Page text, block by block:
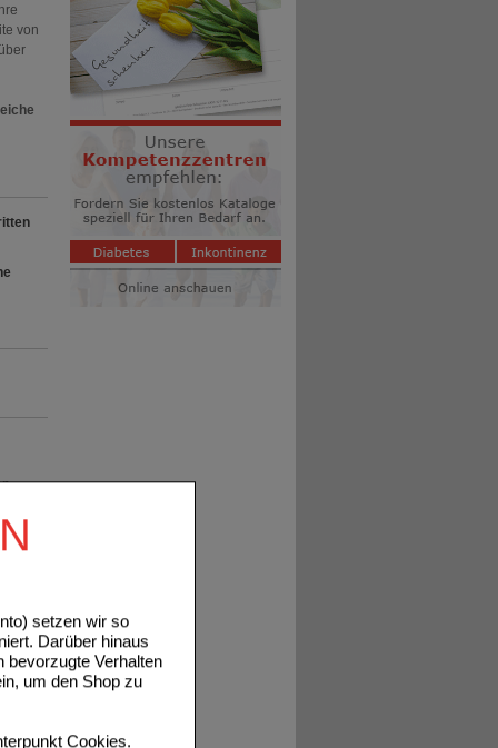
setzen wir so
Darüber hinaus
bevorzugte Verhalten
um den Shop zu
Cookies.
von